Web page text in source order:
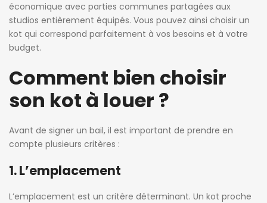
économique avec parties communes partagées aux
studios entièrement équipés. Vous pouvez ainsi choisir un
kot qui correspond parfaitement à vos besoins et à votre
budget.
Comment bien choisir
son kot à louer ?
Avant de signer un bail, il est important de prendre en
compte plusieurs critères :
1. L’emplacement
L’emplacement est un critère déterminant. Un kot proche